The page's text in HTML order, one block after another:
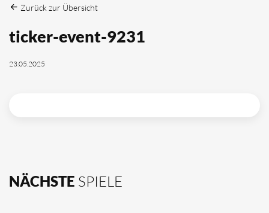
Zurück zur Übersicht
ticker-event-9231
23.05.2025
NÄCHSTE SPIELE